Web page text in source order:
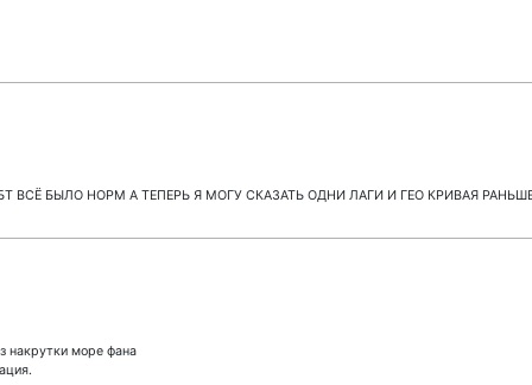
ВСЁ БЫЛО НОРМ А ТЕПЕРЬ Я МОГУ СКАЗАТЬ ОДНИ ЛАГИ И ГЕО КРИВАЯ
накрутки море фана